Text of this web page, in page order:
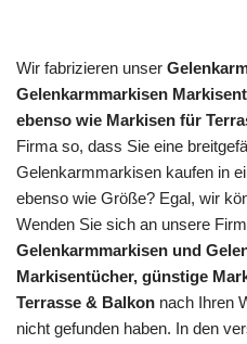
Wir fabrizieren unser
Gelenkarmmarkisen
ebenso wie Markisen für
Firma so, dass Sie eine
Gelenkarmmarkisen kaufen in
ebenso wie Größe? Egal, wir
Wenden Sie sich an unsere
Gelenkarmmarkisen und
Markisentücher, günstige
Terrasse & Balkon nach Ihren
nicht gefunden haben. In den